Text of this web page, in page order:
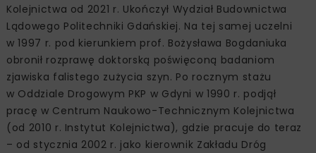
Kolejnictwa od 2021 r. Ukończył Wydział Budownictwa
Lądowego Politechniki Gdańskiej. Na tej samej uczelni
w 1997 r. pod kierunkiem prof. Bożysława Bogdaniuka
obronił rozprawę doktorską poświęconą badaniom
zjawiska falistego zużycia szyn. Po rocznym stażu
w Oddziale Drogowym PKP w Gdyni w 1990 r. podjął
pracę w Centrum Naukowo-Technicznym Kolejnictwa
(od 2010 r. Instytut Kolejnictwa), gdzie pracuje do teraz
– od stycznia 2002 r. jako kierownik Zakładu Dróg